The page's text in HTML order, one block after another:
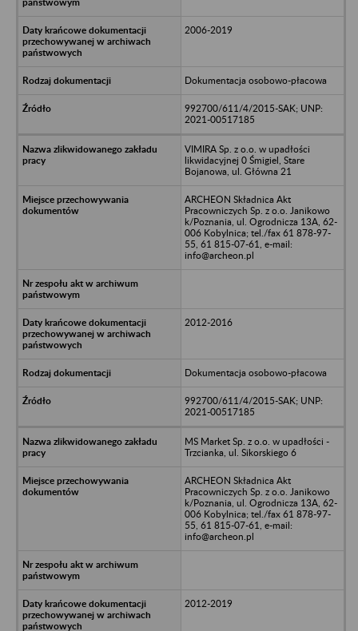
2006-2019
Dokumentacja osobowo-płacowa
992700/611/4/2015-SAK; UNP:
2021-00517185
VIMIRA Sp. z o.o. w upadłości
likwidacyjnej 0 Śmigiel, Stare
Bojanowa, ul. Główna 21
ARCHEON Składnica Akt
Pracowniczych Sp. z o.o. Janikowo
k/Poznania, ul. Ogrodnicza 13A, 62-
006 Kobylnica; tel./fax 61 878-97-
55, 61 815-07-61, e-mail:
info@archeon.pl
2012-2016
Dokumentacja osobowo-płacowa
992700/611/4/2015-SAK; UNP:
2021-00517185
MS Market Sp. z o.o. w upadłości -
Trzcianka, ul. Sikorskiego 6
ARCHEON Składnica Akt
Pracowniczych Sp. z o.o. Janikowo
k/Poznania, ul. Ogrodnicza 13A, 62-
006 Kobylnica; tel./fax 61 878-97-
55, 61 815-07-61, e-mail:
info@archeon.pl
2012-2019